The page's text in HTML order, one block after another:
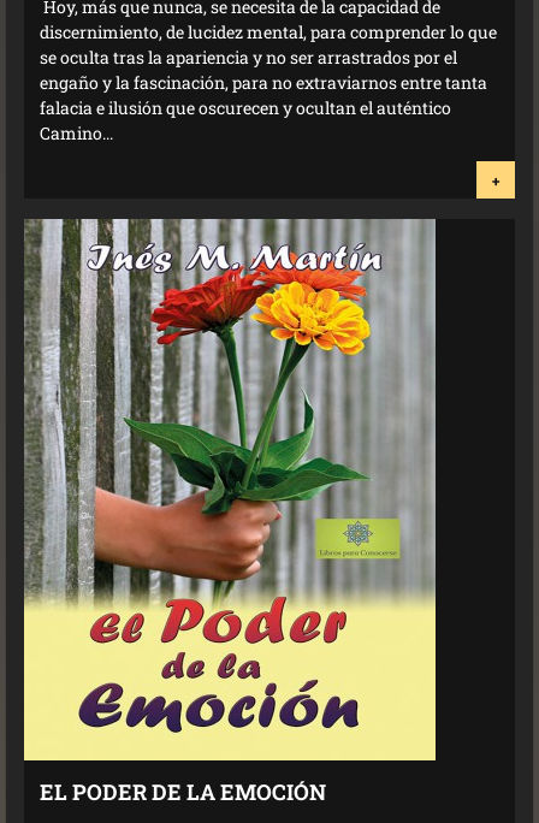
Hoy, más que nunca, se necesita de la capacidad de
discernimiento, de lucidez mental, para comprender lo que
se oculta tras la apariencia y no ser arrastrados por el
engaño y la fascinación, para no extraviarnos entre tanta
falacia e ilusión que oscurecen y ocultan el auténtico
Camino...
+
EL PODER DE LA EMOCIÓN